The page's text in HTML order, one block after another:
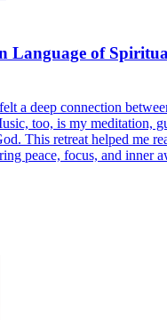
Language of
a deep connection
too, is my meditation,
This retreat helped me
peace, focus, and inner